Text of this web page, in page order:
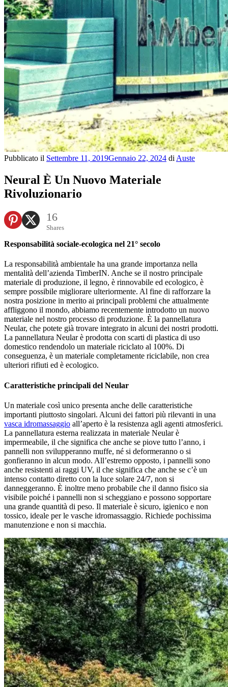
Pubblicato il Settembre 11, 2019Gennaio 22, 2024 di Auste
Neural È Un Nuovo Materiale
Rivoluzionario
16
Shares
Responsabilità sociale-ecologica nel 21° secolo
La responsabilità ambientale ha una grande importanza nella
mentalità dell’azienda TimberIN. Anche se il nostro principale
materiale di produzione, il legno, è rinnovabile ed ecologico, è
sempre possibile migliorare ulteriormente. Al fine di rafforzare la
nostra posizione in merito ai principali problemi che attualmente
affliggono il mondo, abbiamo recentemente introdotto un nuovo
materiale nel nostro processo di produzione. È la pannellatura
Neular, che potete già trovare integrato in alcuni dei nostri prodotti.
La pannellatura Neular è prodotta con scarti di plastica di uso
domestico rendendolo un materiale riciclato al 100%. Di
conseguenza, è un materiale completamente riciclabile, non crea
ulteriori rifiuti ed è ecologico.
Caratteristiche principali del Neular
Un materiale così unico presenta anche delle caratteristiche
importanti piuttosto singolari. Alcuni dei fattori più rilevanti in una
vasca idromassaggio all’aperto è la resistenza agli agenti atmosferici.
La pannellatura esterna realizzata in materiale Neular è
impermeabile, il che significa che anche se piove tutto l’anno, i
pannelli non svilupperanno muffe, né si deformeranno o si
gonfieranno in alcun modo. All’estremo opposto, i pannelli sono
anche resistenti ai raggi UV, il che significa che anche se c’è un
intenso contatto diretto con la luce solare 24/7, non si
danneggeranno. È inoltre meno probabile che il danno fisico sia
visibile poiché i pannelli non si scheggiano e possono sopportare
una grande quantità di peso. Il materiale è sicuro, igienico e non
tossico, ideale per le vasche idromassaggio. Richiede pochissima
manutenzione e non si macchia.